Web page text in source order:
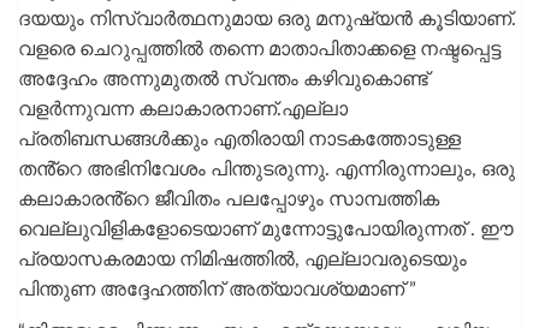
ദയയും നിസ്വാർത്ഥനുമായ ഒരു മനുഷ്യൻ കൂടിയാണ്.
വളരെ ചെറുപ്പത്തിൽ തന്നെ മാതാപിതാക്കളെ നഷ്ടപ്പെട്ട
അദ്ദേഹം അന്നുമുതൽ സ്വന്തം കഴിവുകൊണ്ട്
വളർന്നുവന്ന കലാകാരനാണ്.എല്ലാ
പ്രതിബന്ധങ്ങൾക്കും എതിരായി നാടകത്തോടുള്ള
തൻ്റെ അഭിനിവേശം പിന്തുടരുന്നു. എന്നിരുന്നാലും, ഒരു
കലാകാരൻ്റെ ജീവിതം പലപ്പോഴും സാമ്പത്തിക
വെല്ലുവിളികളോടെയാണ് മുന്നോട്ടുപോയിരുന്നത് . ഈ
പ്രയാസകരമായ നിമിഷത്തിൽ, എല്ലാവരുടെയും
പിന്തുണ അദ്ദേഹത്തിന് അത്യാവശ്യമാണ് ”